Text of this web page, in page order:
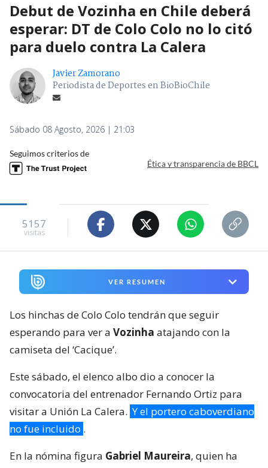
Debut de Vozinha en Chile deberá
esperar: DT de Colo Colo no lo citó
para duelo contra La Calera
Javier Zamorano
Periodista de Deportes en BioBioChile
Sábado 08 Agosto, 2026 | 21:03
Seguimos criterios de
Ética y transparencia de BBCL
5157
visitas
VER RESUMEN
Los hinchas de Colo Colo tendrán que seguir
esperando para ver a Vozinha atajando con la
camiseta del ‘Cacique’.
Este sábado, el elenco albo dio a conocer la
convocatoria del entrenador Fernando Ortiz para
visitar a Unión La Calera. Y el portero caboverdiano
no fue incluido .
En la nómina figura Gabriel Maureira, quien ha